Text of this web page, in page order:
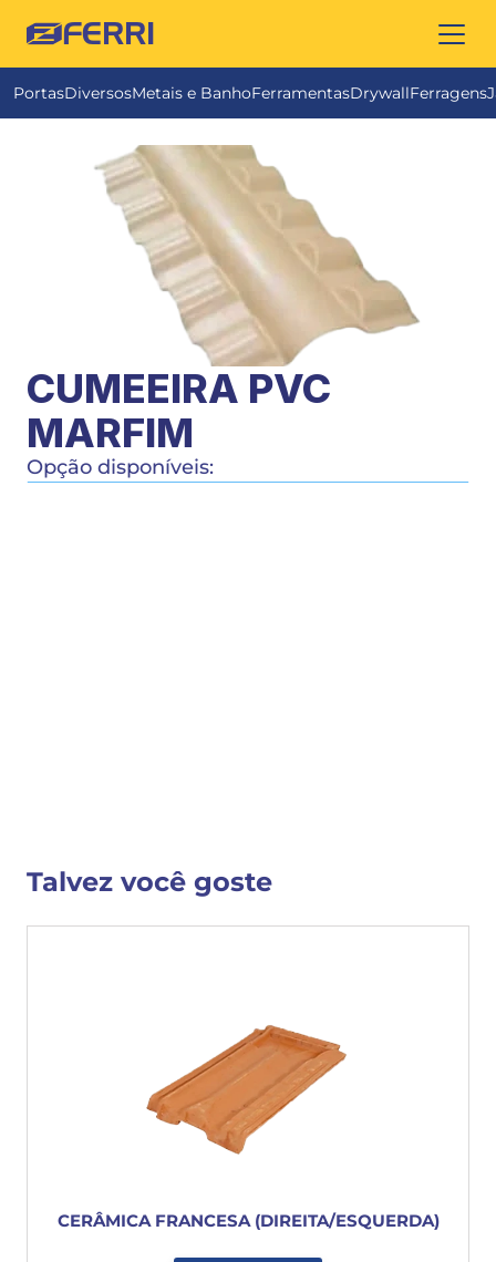
FERRI
PortasDiversosMetais e BanhoFerramentasDrywallFerragens
CUMEEIRA PVC
MARFIM
Opção disponíveis:
VER MAIS INFORMAÇÕES
Talvez você goste
CERÂMICA FRANCESA (DIREITA/ESQUERDA)